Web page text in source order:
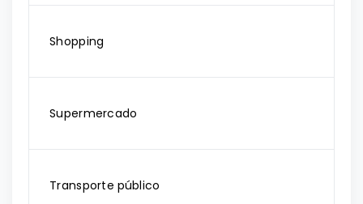
Shopping
Supermercado
Transporte público